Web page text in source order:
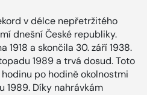
v délce nepřetržitého
dnešní České republiky.
1918 a skončila 30. září 1938.
1989 a trvá dosud. Toto
po hodině okolnostmi
1989. Díky nahrávkám